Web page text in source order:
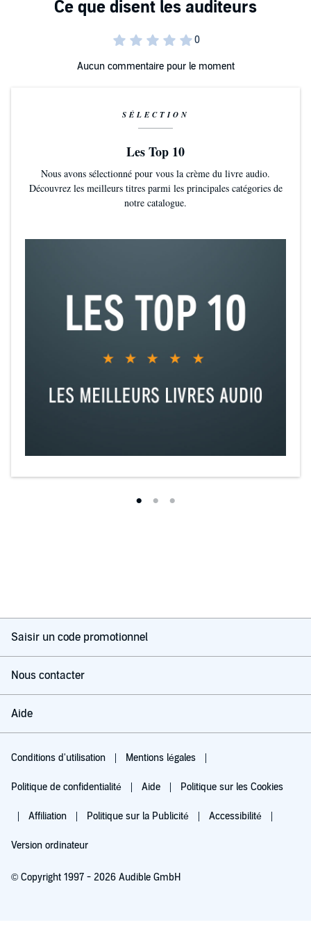
Aucun commentaire pour le moment
SÉLECTION
Les Top 10
Nous avons sélectionné pour vous la crème du livre audio.
Découvrez les meilleurs titres parmi les principales catégories de
notre catalogue.
Saisir un code promotionnel
Nous contacter
Aide
Conditions d'utilisation Mentions légales
Politique de confidentialité Aide Politique sur les Cookies
Affiliation Politique sur la Publicité Accessibilité
Version ordinateur
© Copyright 1997 - 2026 Audible GmbH